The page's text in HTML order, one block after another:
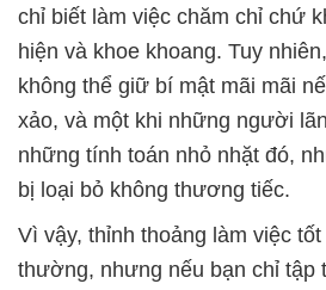
chỉ biết làm việc chăm chỉ chứ
hiện và khoe khoang. Tuy
không thể giữ bí mật mãi mãi
xảo, và một khi những người
những tính toán nhỏ nhặt đó,
bị loại bỏ không thương tiếc.
Vì vậy, thỉnh thoảng làm việc
thường, nhưng nếu bạn chỉ tập